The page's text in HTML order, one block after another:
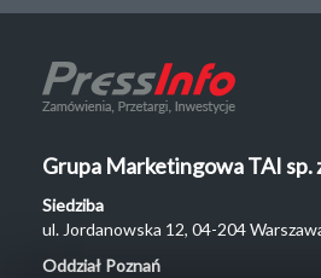
Grupa Marketingowa TAI sp.
Siedziba
ul. Jordanowska 12, 04-204
Oddział Poznań